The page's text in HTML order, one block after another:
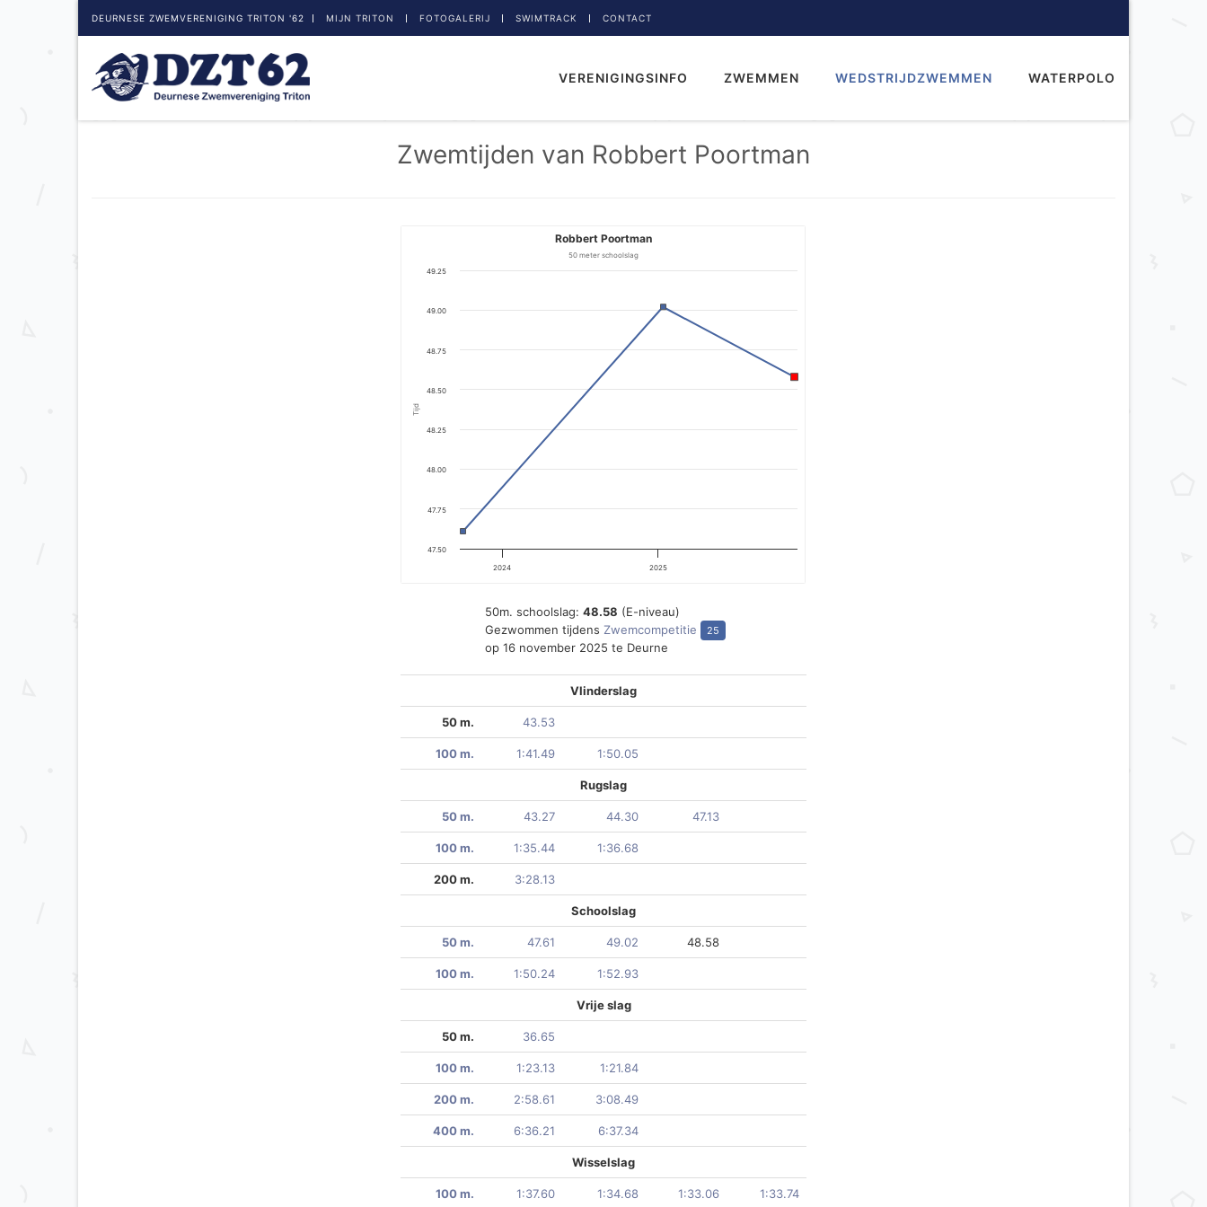
DEURNESE ZWEMVERENIGING TRITON '62 MIJN TRITON FOTOGALERIJ SWIMTRACK CONTACT
VERENIGINGSINFO ZWEMMEN WEDSTRIJDZWEMMEN WATERPOLO
Zwemtijden van Robbert Poortman
Tijd
Robbert Poortman
50 meter schoolslag
2024 2025
47.50
47.75
48.00
48.25
48.50
48.75
49.00
49.25
50m. schoolslag: 48.58 (E-niveau)
Gezwommen tijdens Zwemcompetitie
op 16 november 2025 te Deurne
25
Vlinderslag
50 m. 43.53
100 m. 1:41.49 1:50.05
Rugslag
50 m. 43.27 44.30 47.13
100 m. 1:35.44 1:36.68
200 m. 3:28.13
Schoolslag
50 m. 47.61 49.02 48.58
100 m. 1:50.24 1:52.93
Vrije slag
50 m. 36.65
100 m. 1:23.13 1:21.84
200 m. 2:58.61 3:08.49
400 m. 6:36.21 6:37.34
Wisselslag
100 m. 1:37.60 1:34.68 1:33.06 1:33.74